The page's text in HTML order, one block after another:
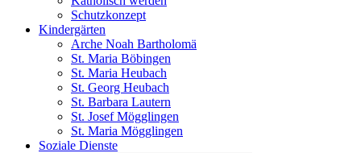
Schutzkonzept
Kindergärten
Arche Noah Bartholomä
St. Maria Böbingen
St. Maria Heubach
St. Georg Heubach
St. Barbara Lautern
St. Josef Mögglingen
St. Maria Mögglingen
Soziale Dienste